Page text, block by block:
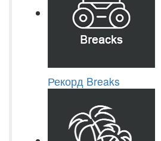
Рекорд Breaks